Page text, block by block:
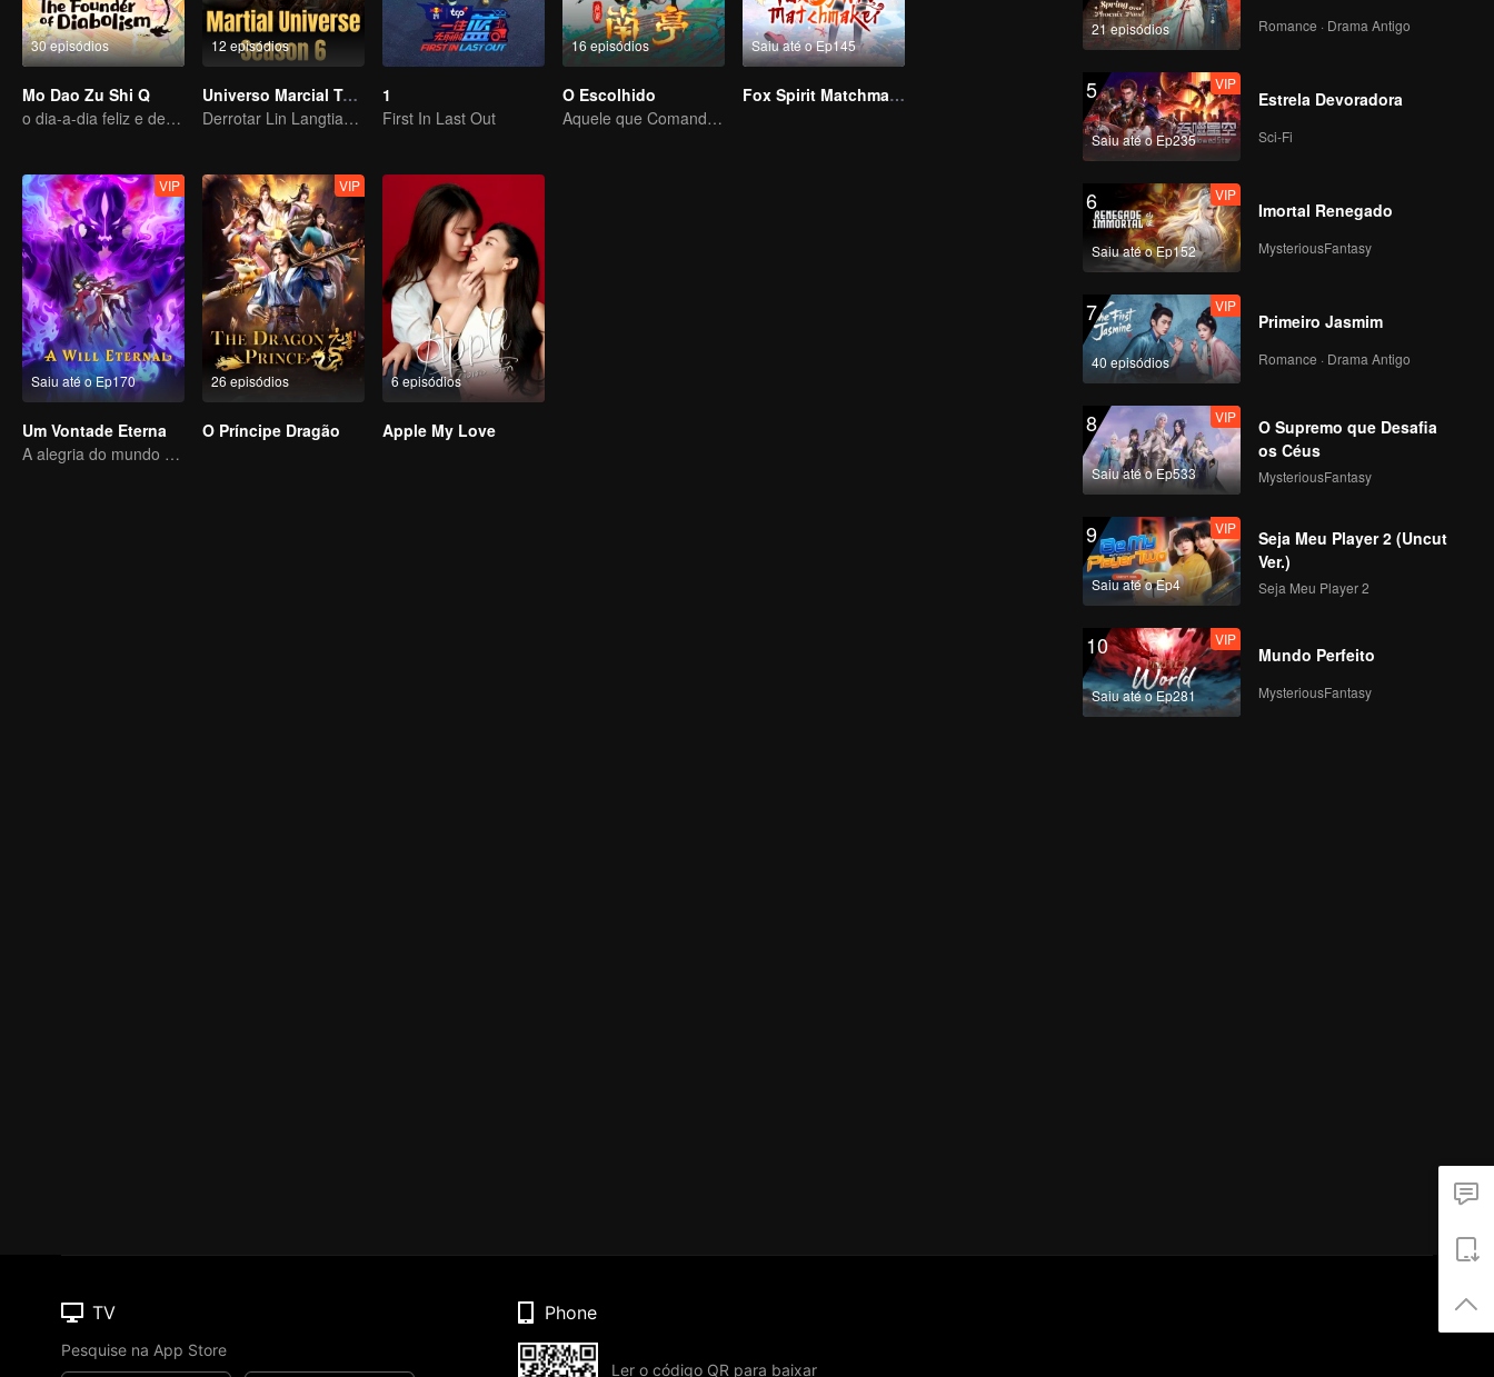
30 episódios
Mo Dao Zu Shi Q
o dia-a-dia feliz e descansado
12 episódios
Universo Marcial Temporada 6
Derrotar Lin Langtian, ascender ao campeonato.
1
First In Last Out
16 episódios
O Escolhido
Aquele que Comanda os Céus — Que Comece a Batalha!
Saiu até o Ep145
Fox Spirit Matchmaker
Saiu até o Ep170
VIP
Um Vontade Eterna
A alegria do mundo do cultivo da imortalidade está de volta!
26 episódios
VIP
O Príncipe Dragão
6 episódios
Apple My Love
21 episódios Romance · Drama Antigo
5
Saiu até o Ep235
VIP
Estrela Devoradora
Sci-Fi
6
Saiu até o Ep152
VIP
Imortal Renegado
MysteriousFantasy
7
40 episódios
VIP
Primeiro Jasmim
Romance · Drama Antigo
8
Saiu até o Ep533
VIP
O Supremo que Desafia
os Céus
MysteriousFantasy
9
Saiu até o Ep4
VIP
Seja Meu Player 2 (Uncut
Ver.)
Seja Meu Player 2
10
Saiu até o Ep281
VIP
Mundo Perfeito
MysteriousFantasy
TV
Pesquise na App Store
Phone
Ler o código QR para baixar